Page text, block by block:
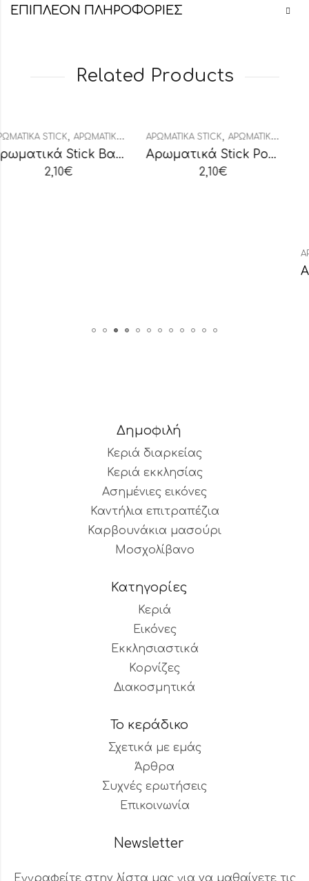
ΕΠΙΠΛΈΟΝ ΠΛΗΡΟΦΟΡΊΕΣ
Related Products
,ΑΡΩΜΑΤΙΚΆ ΧΏΡΟΥ , ΔΙΑΚΟΣΜΗΤΙΚΆ
Αρωματικά Stick Βανίλια
ΑΡΩΜΑΤΙΚΆ STICK,ΑΡΩΜΑΤΙΚΆ ΧΏΡΟΥ ,
Αρωματικά Stick Ροδάκινο
ΑΡΩΜΑΤΙΚΆ
Δημοφιλή
Κεριά διαρκείας
Κεριά εκκλησίας
Ασημένιες εικόνες
Καντήλια επιτραπέζια
Καρβουνάκια μασούρι
Μοσχολίβανο
Κατηγορίες
Κεριά
Εικόνες
Εκκλησιαστικά
Κορνίζες
Διακοσμητικά
Το κεράδικο
Σχετικά με εμάς
Άρθρα
Συχνές ερωτήσεις
Επικοινωνία
Newsletter
Εγγραφείτε στην λίστα μας για να μαθαίνετε τις